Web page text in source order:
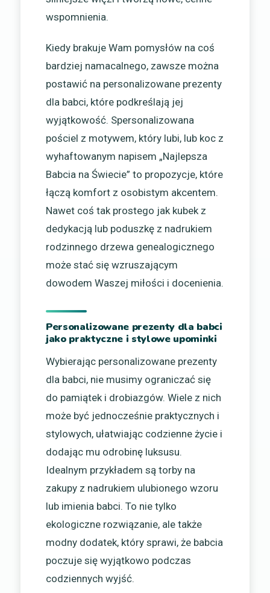
wspomnienia.
Kiedy brakuje Wam pomysłów na coś
bardziej namacalnego, zawsze można
postawić na personalizowane prezenty
dla babci, które podkreślają jej
wyjątkowość. Spersonalizowana
pościel z motywem, który lubi, lub koc z
wyhaftowanym napisem „Najlepsza
Babcia na Świecie” to propozycje, które
łączą komfort z osobistym akcentem.
Nawet coś tak prostego jak kubek z
dedykacją lub poduszkę z nadrukiem
rodzinnego drzewa genealogicznego
może stać się wzruszającym
dowodem Waszej miłości i docenienia.
Personalizowane prezenty dla babci
jako praktyczne i stylowe upominki
Wybierając personalizowane prezenty
dla babci, nie musimy ograniczać się
do pamiątek i drobiazgów. Wiele z nich
może być jednocześnie praktycznych i
stylowych, ułatwiając codzienne życie i
dodając mu odrobinę luksusu.
Idealnym przykładem są torby na
zakupy z nadrukiem ulubionego wzoru
lub imienia babci. To nie tylko
ekologiczne rozwiązanie, ale także
modny dodatek, który sprawi, że babcia
poczuje się wyjątkowo podczas
codziennych wyjść.